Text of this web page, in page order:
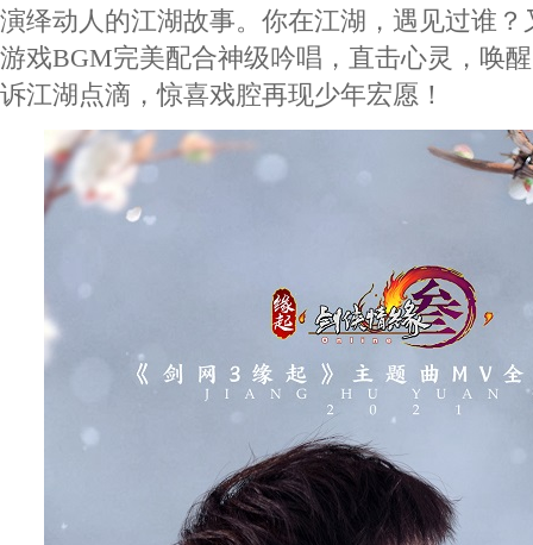
演绎动人的江湖故事。你在江湖，遇见过谁
游戏BGM完美配合神级吟唱，直击心灵，唤
诉江湖点滴，惊喜戏腔再现少年宏愿！